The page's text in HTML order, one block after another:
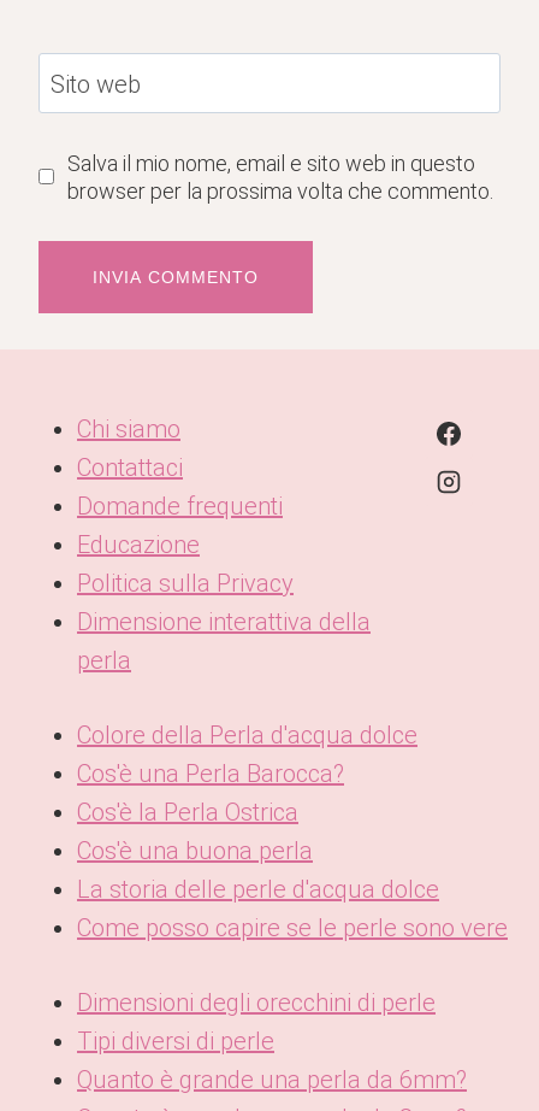
Sito web
Salva il mio nome, email e sito web in questo
browser per la prossima volta che commento.
Chi siamo
Contattaci
Domande frequenti
Educazione
Politica sulla Privacy
Dimensione interattiva della
perla
Colore della Perla d'acqua dolce
Cos'è una Perla Barocca?
Cos'è la Perla Ostrica
Cos'è una buona perla
La storia delle perle d'acqua dolce
Come posso capire se le perle sono vere
Dimensioni degli orecchini di perle
Tipi diversi di perle
Quanto è grande una perla da 6mm?